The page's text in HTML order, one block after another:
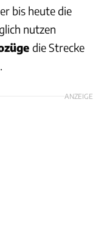
bis heute die
nutzen
die Strecke
ANZEIGE